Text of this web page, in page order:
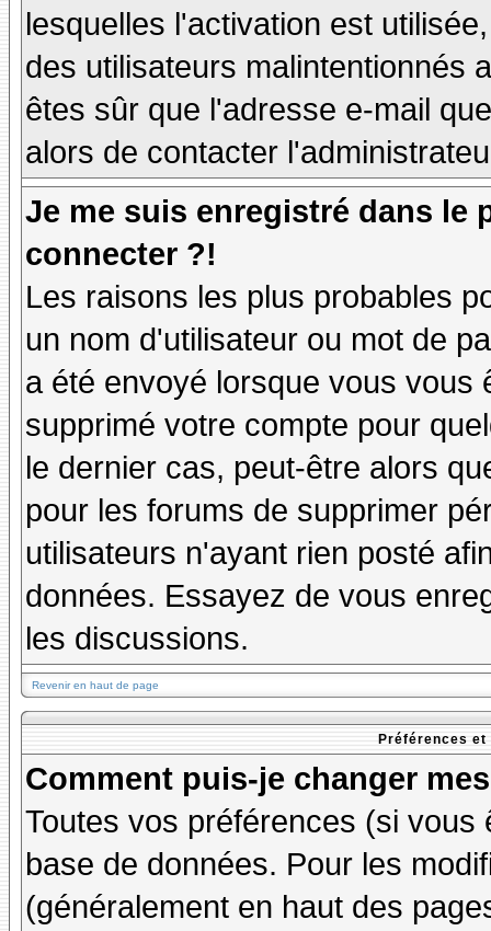
lesquelles l'activation est
des utilisateurs malintentionnés
êtes sûr que l'adresse e-mail
alors de contacter
Je me suis enregistré dans le
connecter ?!
Les raisons les plus probables
un nom d'utilisateur ou mot de
a été envoyé lorsque vous vous
supprimé votre compte pour
le dernier cas, peut-être alors
pour les forums de supprimer
utilisateurs n'ayant rien posté
données. Essayez de vous
les discussions.
Revenir en haut de page
Préférences
Comment puis-je changer
Toutes vos préférences (si
base de données. Pour les
(généralement en haut des